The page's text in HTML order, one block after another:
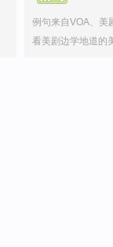
例句来自VOA、美
看美剧边学地道的